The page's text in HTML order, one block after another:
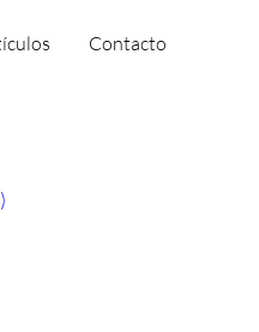
Contacto